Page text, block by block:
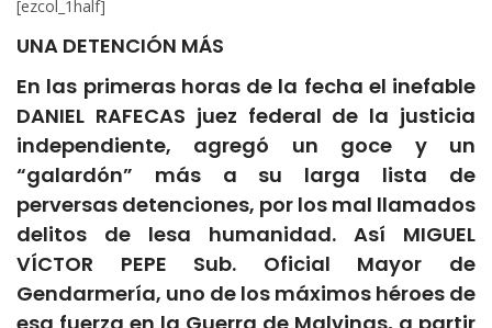
[ezcol_1half]
UNA DETENCIÓN MÁS
En las primeras horas de la fecha el inefable
DANIEL RAFECAS juez federal de la justicia
independiente, agregó un goce y un
“galardón” más a su larga lista de
perversas detenciones, por los mal llamados
delitos de lesa humanidad. Así MIGUEL
VÍCTOR PEPE Sub. Oficial Mayor de
Gendarmería, uno de los máximos héroes de